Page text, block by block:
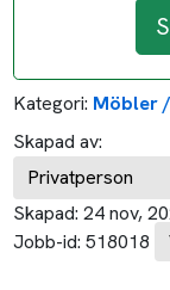
Kategori: Möbler
Skapad av:
Privatperson
Skapad: 24 nov,
Jobb-id: 518018